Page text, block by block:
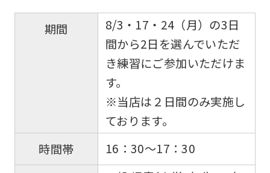
期間
8/3・17・24（月）の3日
間から2日を選んでいただ
き練習にご参加いただけま
す。
※当店は２日間のみ実施し
ております。
時間帯
16：30～17：30
it
may
not
be
accurate
translation.
The
translation